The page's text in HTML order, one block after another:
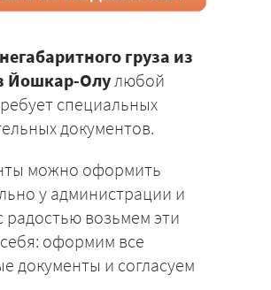
груза из
Йошкар-Олулюбой
специальных
документов.
можно оформить
у администрации и
возьмем эти
оформим все
документы и согласуем